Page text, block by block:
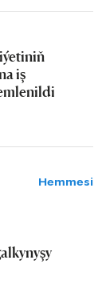
iş
Hemmesi